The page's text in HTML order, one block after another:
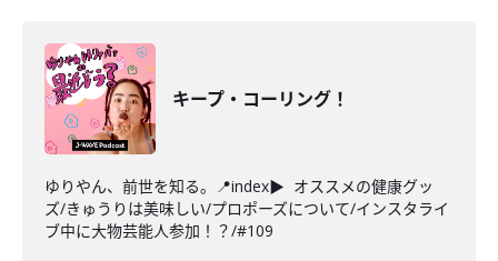
キープ・コーリング！
ゆりやん、前世を知る。📍index▶ オススメの健康グッ
ズ/きゅうりは美味しい/プロポーズについて/インスタライ
ブ中に大物芸能人参加！？/#109